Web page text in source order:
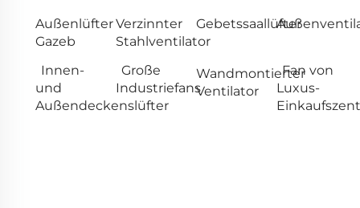
Außenlüfter
Gazeb
Verzinnter
Stahlventilator
Gebetssaallüfter
Innen-
und
Außendeckenslüfter
Große
Industriefans
Wandmontierter
Ventilator
Fan von
Luxus-